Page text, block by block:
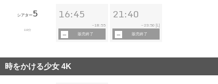
シアター5
119分
16:45
~18:55
販売終了
21:40
~ 23:50 [L]
販売終了
時をかける少女 4K